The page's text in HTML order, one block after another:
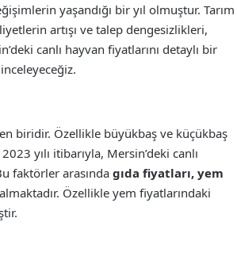
yaşandığı bir yıl olmuştur. Tarım
artışı ve talep dengesizlikleri,
canlı hayvan fiyatlarını detaylı bir
biridir. Özellikle büyükbaş ve küçükbaş
yılı itibarıyla, Mersin’deki canlı
faktörler arasındagıda fiyatları, yem
Özellikle yem fiyatlarındaki